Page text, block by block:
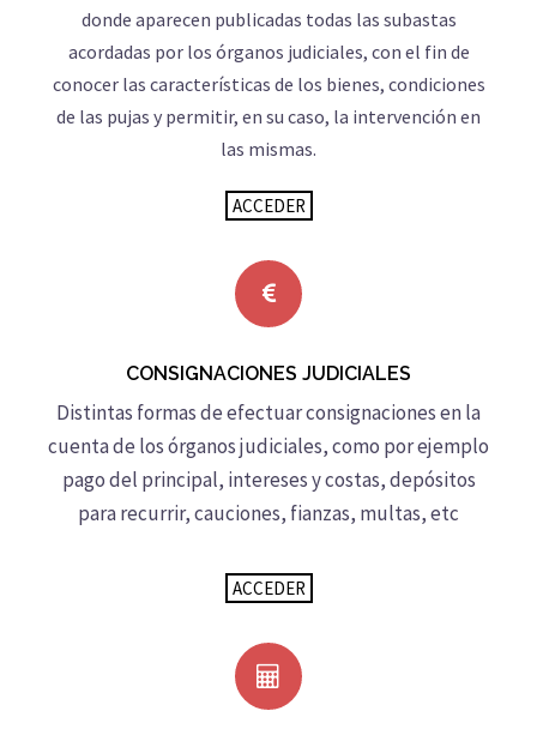
donde aparecen publicadas todas las subastas
acordadas por los órganos judiciales, con el fin de
conocer las características de los bienes, condiciones
de las pujas y permitir, en su caso, la intervención en
las mismas.
ACCEDER
CONSIGNACIONES JUDICIALES
Distintas formas de efectuar consignaciones en la
cuenta de los órganos judiciales, como por ejemplo
pago del principal, intereses y costas, depósitos
para recurrir, cauciones, fianzas, multas, etc
ACCEDER